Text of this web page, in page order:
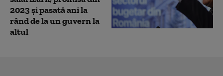
2023 și pasată ani la
rând de la un guvern la
altul